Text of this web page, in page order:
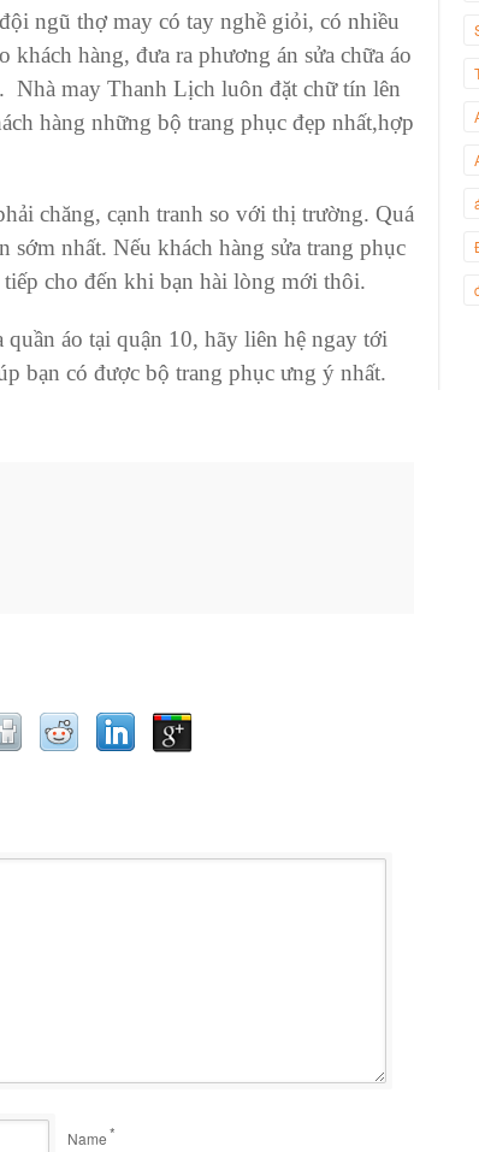
đội ngũ thợ may có tay nghề giỏi, có nhiều
khách hàng, đưa ra phương án sửa chữa áo
Nhà may Thanh Lịch luôn đặt chữ tín lên
hàng những bộ trang phục đẹp nhất,hợp
chăng, cạnh tranh so với thị trường. Quá
nhất. Nếu khách hàng sửa trang phục
cho đến khi bạn hài lòng mới thôi.
quần áo tại quận 10, hãy liên hệ ngay tới
bạn có được bộ trang phục ưng ý nhất.
Name*